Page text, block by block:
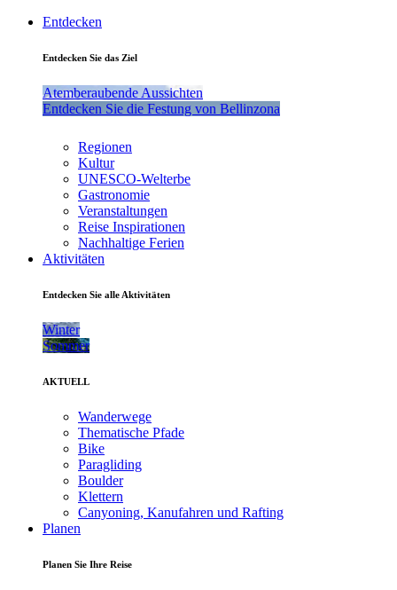
Entdecken
Entdecken Sie das Ziel
Atemberaubende Aussichten
Entdecken Sie die Festung von Bellinzona
Regionen
Kultur
UNESCO-Welterbe
Gastronomie
Veranstaltungen
Reise Inspirationen
Nachhaltige Ferien
Aktivitäten
Entdecken Sie alle Aktivitäten
Winter
Sommer
AKTUELL
Wanderwege
Thematische Pfade
Bike
Paragliding
Boulder
Klettern
Canyoning, Kanufahren und Rafting
Planen
Planen Sie Ihre Reise